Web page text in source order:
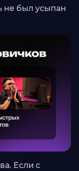
не был усыпан
Если с